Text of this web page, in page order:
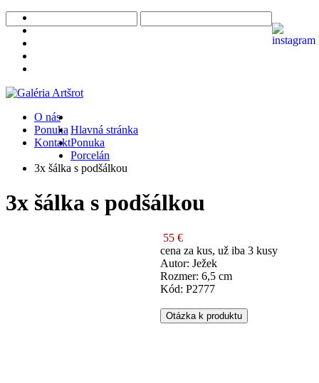
O nás
Ponuka
Kontakt
Hlavná stránka
Ponuka
Porcelán
3x šálka s podšálkou
3x šálka s podšálkou
55 €
cena za kus, už iba 3 kusy
Autor: Ježek
Rozmer: 6,5 cm
Kód: P2777
Otázka k produktu